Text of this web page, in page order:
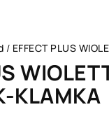
/ EFFECT PLUS
KLAMKA